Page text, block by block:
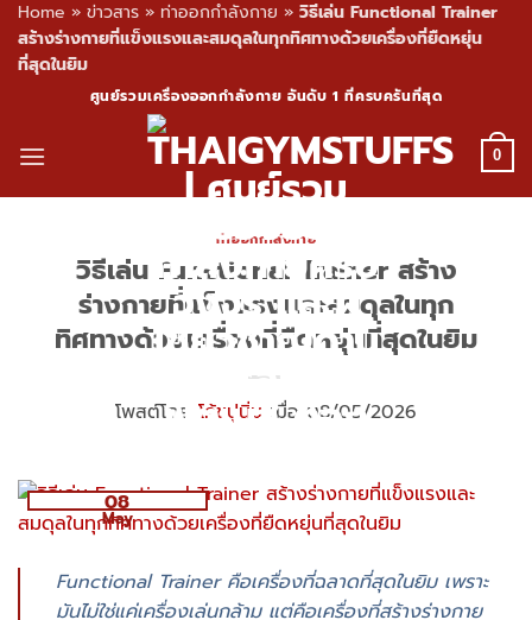
Home » ข่าวสาร » ท่าออกกำลังกาย » วิธีเล่น Functional Trainer
สร้างร่างกายที่แข็งแรงและสมดุลในทุกทิศทางด้วยเครื่องที่ยืดหยุ่น
ที่สุดในยิม
content
ศูนย์รวมเครื่องออกกำลังกาย อันดับ 1 ที่ครบครันที่สุด
0
ท่าออกกำลังกาย
วิธีเล่น Functional Trainer สร้าง
ร่างกายที่แข็งแรงและสมดุลในทุก
ทิศทางด้วยเครื่องที่ยืดหยุ่นที่สุดในยิม
โพสต์โดย โค้ชปูนิ่ม เมื่อ 08/05/2026
08
May
Functional Trainer คือเครื่องที่ฉลาดที่สุดในยิม เพราะ
มันไม่ใช่แค่เครื่องเล่นกล้าม แต่คือเครื่องที่สร้างร่างกาย